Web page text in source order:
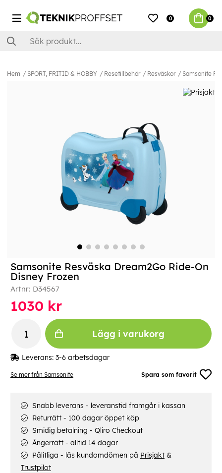
0 0
Hem SPORT, FRITID & HOBBY Resetillbehör Resväskor Samsonite
Se mer från Samsonite Spara som favorit
Samsonite Resväska Dream2Go Ride-On
Disney Frozen
Artnr: D34567
1030 kr
Lägg i varukorg
Leverans: 3-6 arbetsdagar
Snabb leverans - leveranstid framgår i kassan
Returrätt - 100 dagar öppet köp
Smidig betalning - Qliro Checkout
Ångerrätt - alltid 14 dagar
Pålitliga - läs kundomdömen på Prisjakt &
Trustpilot